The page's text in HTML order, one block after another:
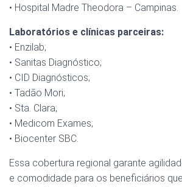
• Hospital Madre Theodora – Campinas.
Laboratórios e clínicas parceiras:
• Enzilab;
• Sanitas Diagnóstico;
• CID Diagnósticos;
• Tadão Mori;
• Sta. Clara;
• Medicom Exames;
• Biocenter SBC.
Essa cobertura regional garante
e comodidade para os beneficiários